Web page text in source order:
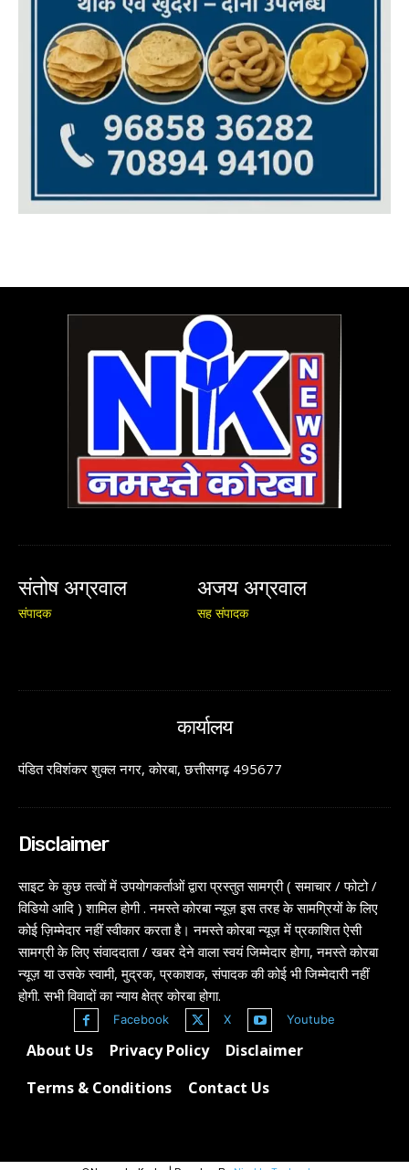
संतोष अग्रवाल
संपादक
अजय अग्रवाल
सह संपादक
कार्यालय
पंडित रविशंकर शुक्ल नगर, कोरबा, छत्तीसगढ़ 495677
Disclaimer
साइट के कुछ तत्वों में उपयोगकर्ताओं द्वारा प्रस्तुत सामग्री ( समाचार / फोटो /
विडियो आदि ) शामिल होगी . नमस्ते कोरबा न्यूज़ इस तरह के सामग्रियों के लिए
कोई ज़िम्मेदार नहीं स्वीकार करता है। नमस्ते कोरबा न्यूज़ में प्रकाशित ऐसी
सामग्री के लिए संवाददाता / खबर देने वाला स्वयं जिम्मेदार होगा, नमस्ते कोरबा
न्यूज़ या उसके स्वामी, मुद्रक, प्रकाशक, संपादक की कोई भी जिम्मेदारी नहीं
होगी. सभी विवादों का न्याय क्षेत्र कोरबा होगा.
Facebook X Youtube
About Us Privacy Policy
Disclaimer
Terms & Conditions
Contact Us